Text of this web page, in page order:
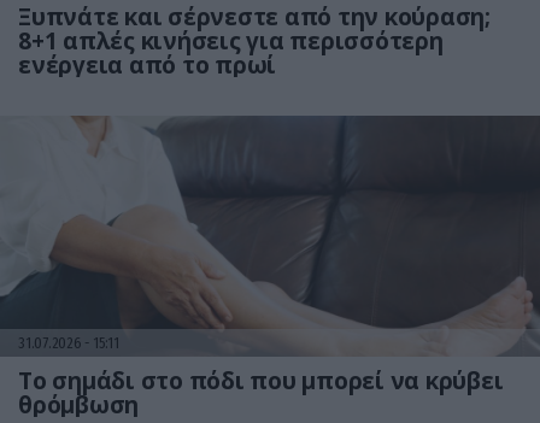
Ξυπνάτε και σέρνεστε από την κούραση;
8+1 απλές κινήσεις για περισσότερη
ενέργεια από το πρωί
31.07.2026 15:11
Το σημάδι στο πόδι που μπορεί να κρύβει
θρόμβωση